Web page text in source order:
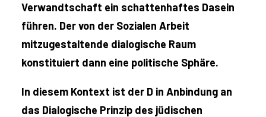
Verwandtschaft ein schattenhaftes Dasein
führen. Der von der Sozialen Arbeit
mitzugestaltende dialogische Raum
konstituiert dann eine politische Sphäre.
In diesem Kontext ist der D in Anbindung an
das Dialogische Prinzip des jüdischen